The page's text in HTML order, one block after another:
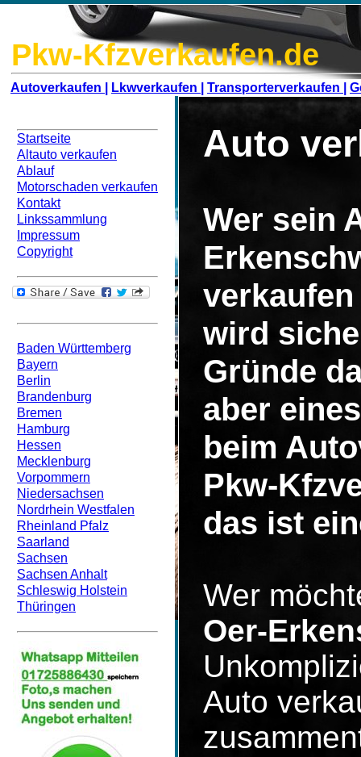
Pkw-Kfzverkaufen.de
Autoverkaufen | Lkwverkaufen | Transporterverkaufen |
Startseite
Altauto verkaufen
Ablauf
Motorschaden verkaufen
Kontakt
Linkssammlung
Impressum
Copyright
Baden Württemberg
Bayern
Berlin
Brandenburg
Bremen
Hamburg
Hessen
Mecklenburg
Vorpommern
Niedersachsen
Nordrhein Westfalen
Rheinland Pfalz
Saarland
Sachsen
Sachsen Anhalt
Schleswig Holstein
Thüringen
Auto
Wer sein
wird
Gründe
aber
beim
Pkw-
das ist
Wer
Oer-
Auto